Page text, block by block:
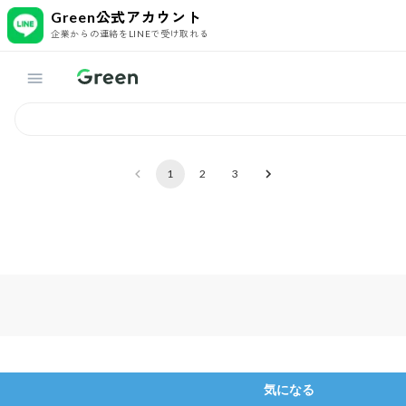
Green公式アカウント
企業からの連絡をLINEで受け取れる
1 2 3
気になる